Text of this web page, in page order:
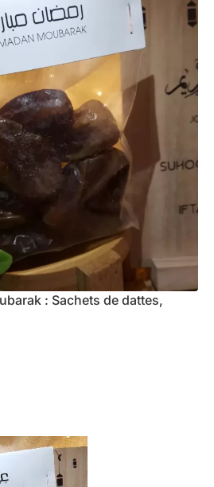
: Sachets de dattes,